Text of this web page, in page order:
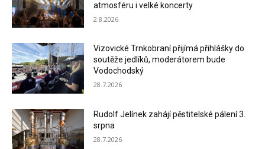
atmosféru i velké koncerty
2.8.2026
Vizovické Trnkobraní přijímá přihlášky do
soutěže jedlíků, moderátorem bude
Vodochodský
28.7.2026
Rudolf Jelínek zahájí pěstitelské pálení 3.
srpna
28.7.2026